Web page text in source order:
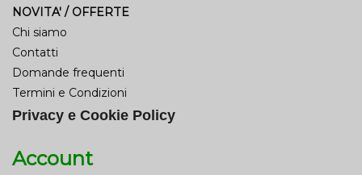
NOVITA' / OFFERTE
Chi siamo
Contatti
Domande frequenti
Termini e Condizioni
Privacy e Cookie Policy
Account